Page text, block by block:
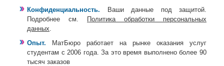
Конфиденциальность. Ваши данные под защитой.
Подробнее см.
Политика обработки персональных
данных
Опыт. МатБюро работает на рынке оказания услуг
студентам с 2006 года. За это время выполнено более 90
тысяч заказов